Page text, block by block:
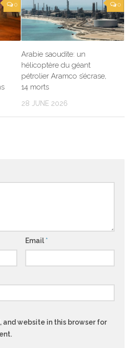
0 0
Arabie saoudite: un
hélicoptère du géant
pétrolier Aramco s’écrase,
14 morts
28 JUNE 2026
Email *
and website in this browser for